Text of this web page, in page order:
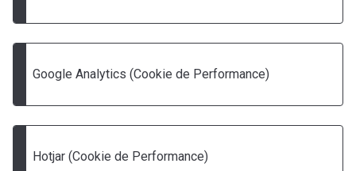
Google Analytics (Cookie de Performance)
Hotjar (Cookie de Performance)